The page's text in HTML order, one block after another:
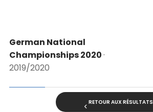
German National
Championships 2020·
2019/2020
RETOUR AUX RÉSULTATS